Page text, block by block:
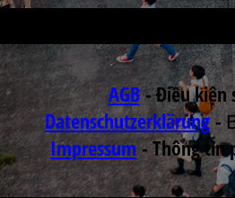
AGB- Điều kiện
Datenschutzerklärung-
Impressum - Thông tin